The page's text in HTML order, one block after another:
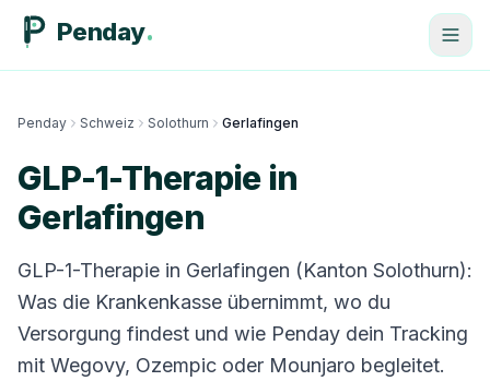
Penday
Penday Schweiz Solothurn Gerlafingen
GLP-1-Therapie in
Gerlafingen
GLP-1-Therapie in Gerlafingen (Kanton Solothurn):
Was die Krankenkasse übernimmt, wo du
Versorgung findest und wie Penday dein Tracking
mit Wegovy, Ozempic oder Mounjaro begleitet.